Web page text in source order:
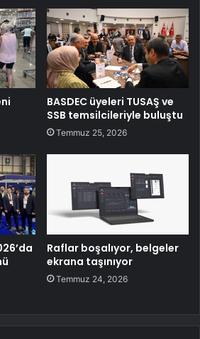
BASDEC üyeleri TUSAŞ ve
SSB temsilcileriyle buluştu
Temmuz 25, 2026
Raflar boşalıyor, belgeler
ekrana taşınıyor
Temmuz 24, 2026